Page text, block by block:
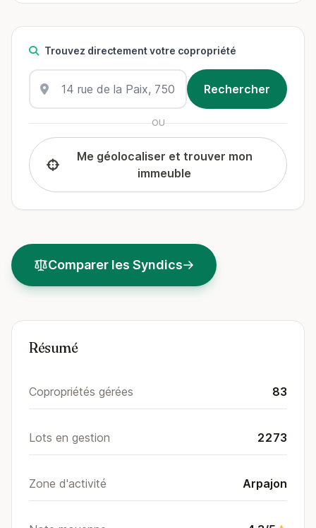
Trouvez directement votre copropriété
OU
Me géolocaliser et trouver mon
immeuble
Comparer les Syndics
Résumé
Copropriétés gérées 83
Lots en gestion 2273
Zone d'activité Arpajon